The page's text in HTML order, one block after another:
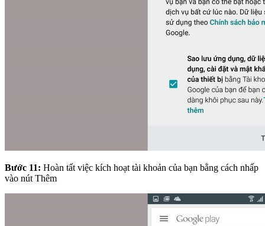
Bước 11: Hoàn tất việc kích hoạt tài khoản của bạn bằng cách nhấp
vào nút Thêm